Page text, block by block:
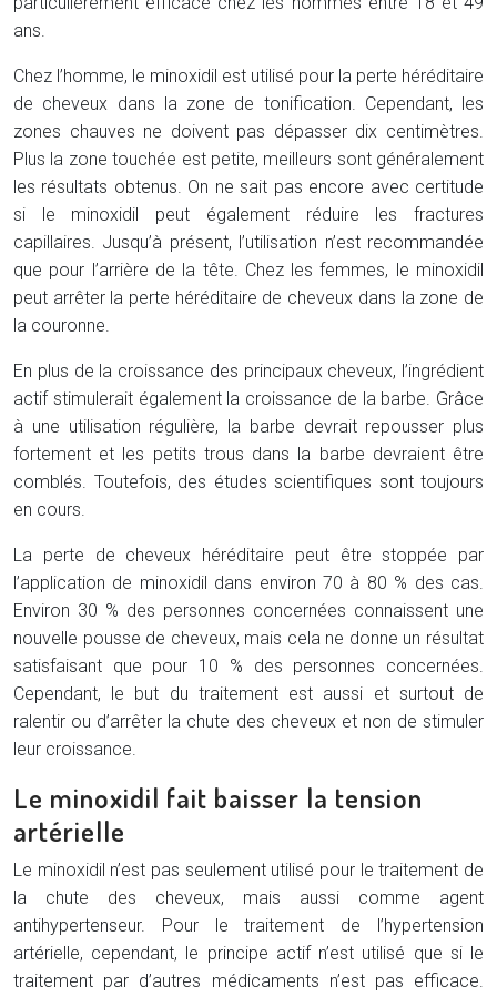
ans.
Chez l’homme, le minoxidil est utilisé pour la perte héréditaire
de cheveux dans la zone de tonification. Cependant, les
zones chauves ne doivent pas dépasser dix centimètres.
Plus la zone touchée est petite, meilleurs sont généralement
les résultats obtenus. On ne sait pas encore avec certitude
si le minoxidil peut également réduire les fractures
capillaires. Jusqu’à présent, l’utilisation n’est recommandée
que pour l’arrière de la tête. Chez les femmes, le minoxidil
peut arrêter la perte héréditaire de cheveux dans la zone de
la couronne.
En plus de la croissance des principaux cheveux, l’ingrédient
actif stimulerait également la croissance de la barbe. Grâce
à une utilisation régulière, la barbe devrait repousser plus
fortement et les petits trous dans la barbe devraient être
comblés. Toutefois, des études scientifiques sont toujours
en cours.
La perte de cheveux héréditaire peut être stoppée par
l’application de minoxidil dans environ 70 à 80 % des cas.
Environ 30 % des personnes concernées connaissent une
nouvelle pousse de cheveux, mais cela ne donne un résultat
satisfaisant que pour 10 % des personnes concernées.
Cependant, le but du traitement est aussi et surtout de
ralentir ou d’arrêter la chute des cheveux et non de stimuler
leur croissance.
Le minoxidil fait baisser la tension
artérielle
Le minoxidil n’est pas seulement utilisé pour le traitement de
la chute des cheveux, mais aussi comme agent
antihypertenseur. Pour le traitement de l’hypertension
artérielle, cependant, le principe actif n’est utilisé que si le
traitement par d’autres médicaments n’est pas efficace.